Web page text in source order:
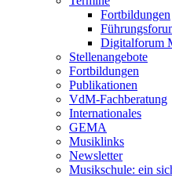
Fortbildungen
Digitalforum
Stellenangebote
Fortbildungen
Publikationen
VdM-Fachberatung
Internationales
GEMA
Musiklinks
Newsletter
Musikschule: ein